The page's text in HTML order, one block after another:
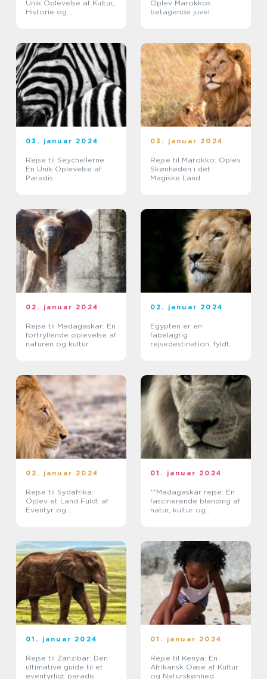
Unik Oplevelse af Kultur,
Historie og
Oplev Marokkos
betagende juvel
03. januar 2024
Rejse til Seychellerne:
En Unik Oplevelse af
Paradis
03. januar 2024
Rejse til Marokko: Oplev
Skønheden i det
Magiske Land
02. januar 2024
Rejse til Madagaskar: En
fortryllende oplevelse af
naturen og kultur
02. januar 2024
Egypten er en
fabelagtig
rejsedestination, fyldt
betagende
naturlandskaber
02. januar 2024
Rejse til Sydafrika:
Oplev et Land Fuldt af
Eventyr og
01. januar 2024
**Madagaskar rejse: En
fascinerende blanding af
natur, kultur og
01. januar 2024
Rejse til Zanzibar: Den
ultimative guide til et
eventyrligt paradis
01. januar 2024
Rejse til Kenya: En
Afrikansk Oase af Kultur
og Naturskønhed